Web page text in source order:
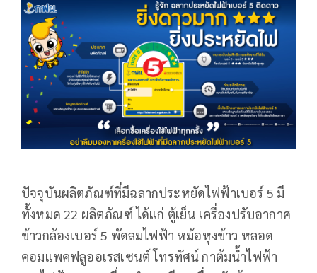
ปัจจุบัน​ผลิตภัณฑ์​ที่มีฉลากประหยัด​ไฟฟ้า​เบอร์​ 5 มี
ทั้งหมด 22 ผลิต​ภัณฑ์​ ได้แก่ ตู้เย็น​ เครื่อง​ปรับอากาศ
ข้าวกล้อง​เบอร์​ 5 ​พัดลมไฟฟ้า หม้อหุงข้าว หลอด
คอมแพคฟลูออเรสเซนต์ โทรทัศน์​ กาต้มน้ำ​ไฟฟ้า